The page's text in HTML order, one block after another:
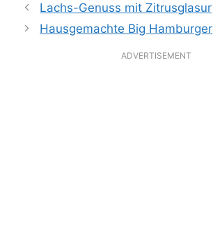
Lachs-Genuss mit Zitrusglasur
Hausgemachte Big Hamburger
ADVERTISEMENT